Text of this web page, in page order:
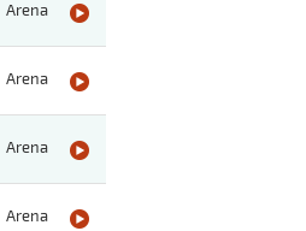
Arena
Arena
Arena
Arena